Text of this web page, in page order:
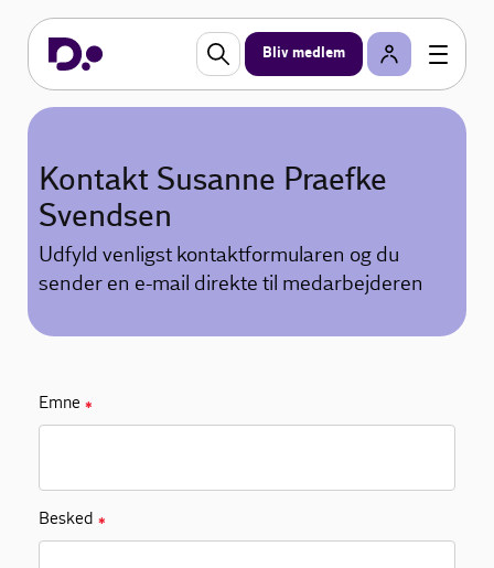
Bliv medlem
Kontakt Susanne Praefke
Svendsen
Udfyld venligst kontaktformularen og du
sender en e-mail direkte til medarbejderen
Emne ✱
Besked ✱